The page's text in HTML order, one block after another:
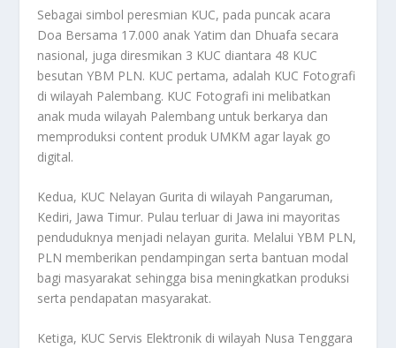
Sebagai simbol peresmian KUC, pada puncak acara
Doa Bersama 17.000 anak Yatim dan Dhuafa secara
nasional, juga diresmikan 3 KUC diantara 48 KUC
besutan YBM PLN. KUC pertama, adalah KUC Fotografi
di wilayah Palembang. KUC Fotografi ini melibatkan
anak muda wilayah Palembang untuk berkarya dan
memproduksi content produk UMKM agar layak go
digital.
Kedua, KUC Nelayan Gurita di wilayah Pangaruman,
Kediri, Jawa Timur. Pulau terluar di Jawa ini mayoritas
penduduknya menjadi nelayan gurita. Melalui YBM PLN,
PLN memberikan pendampingan serta bantuan modal
bagi masyarakat sehingga bisa meningkatkan produksi
serta pendapatan masyarakat.
Ketiga, KUC Servis Elektronik di wilayah Nusa Tenggara